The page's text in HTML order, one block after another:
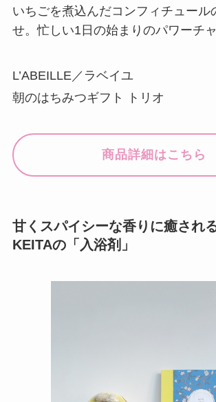
いちごを煮込んだコンフィチュール
せ。忙しい1日の始まりのパワーチ
L’ABEILLE／ラベイユ
朝のはちみつギフト トリオ
商品詳細はこちら
甘くスパイシーな香りに癒され
KEITAの「入浴剤」